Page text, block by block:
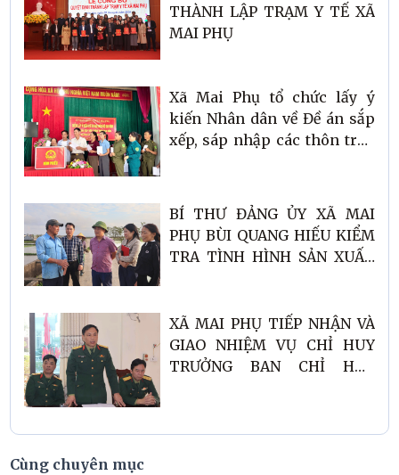
THÀNH LẬP TRẠM Y TẾ XÃ
MAI PHỤ
Xã Mai Phụ tổ chức lấy ý
kiến Nhân dân về Đề án sắp
xếp, sáp nhập các thôn trên
BÍ THƯ ĐẢNG ỦY XÃ MAI
PHỤ BÙI QUANG HIẾU KIỂM
TRA TÌNH HÌNH SẢN XUẤT
XÃ MAI PHỤ TIẾP NHẬN VÀ
GIAO NHIỆM VỤ CHỈ HUY
TRƯỞNG BAN CHỈ HUY
Cùng chuyên mục